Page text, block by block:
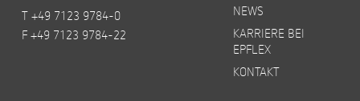
T +49 7123 9784-0
F +49 7123 9784-22
NEWS
KARRIERE BEI
EPFLEX
KONTAKT